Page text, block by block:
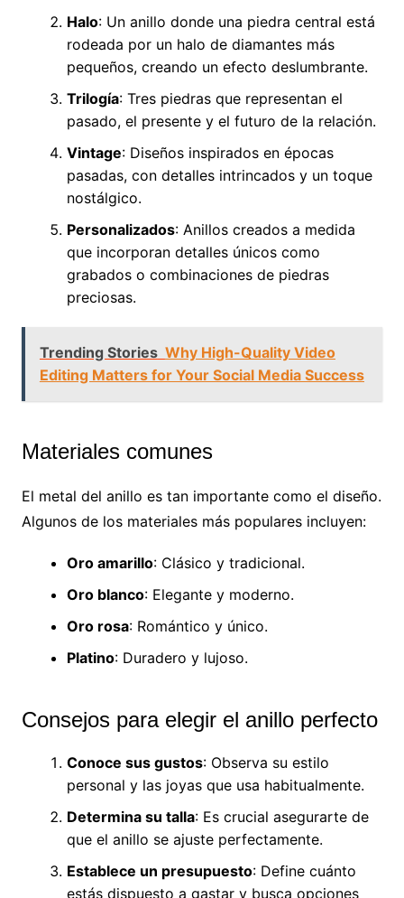
Halo: Un anillo donde una piedra central está
rodeada por un halo de diamantes más
pequeños, creando un efecto deslumbrante.
Trilogía: Tres piedras que representan el
pasado, el presente y el futuro de la relación.
Vintage: Diseños inspirados en épocas
pasadas, con detalles intrincados y un toque
nostálgico.
Personalizados: Anillos creados a medida
que incorporan detalles únicos como
grabados o combinaciones de piedras
preciosas.
Trending Stories Why High-Quality Video
Editing Matters for Your Social Media Success
Materiales comunes
El metal del anillo es tan importante como el diseño.
Algunos de los materiales más populares incluyen:
Oro amarillo: Clásico y tradicional.
Oro blanco: Elegante y moderno.
Oro rosa: Romántico y único.
Platino: Duradero y lujoso.
Consejos para elegir el anillo perfecto
Conoce sus gustos: Observa su estilo
personal y las joyas que usa habitualmente.
Determina su talla: Es crucial asegurarte de
que el anillo se ajuste perfectamente.
Establece un presupuesto: Define cuánto
estás dispuesto a gastar y busca opciones